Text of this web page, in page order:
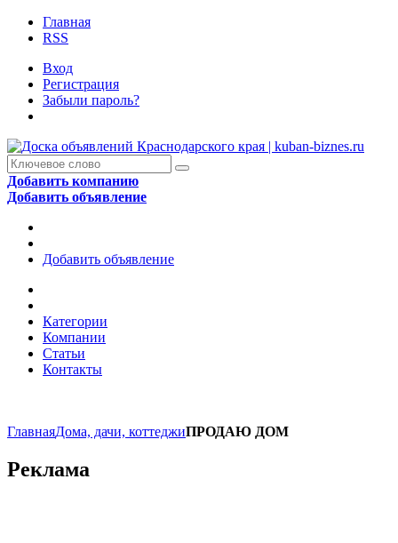
Главная
RSS
Вход
Регистрация
Забыли пароль?
Добавить компанию
Добавить объявление
Добавить объявление
Категории
Компании
Статьи
Контакты
ГлавнаяДома, дачи, коттеджиПРОДАЮ ДОМ
Реклама